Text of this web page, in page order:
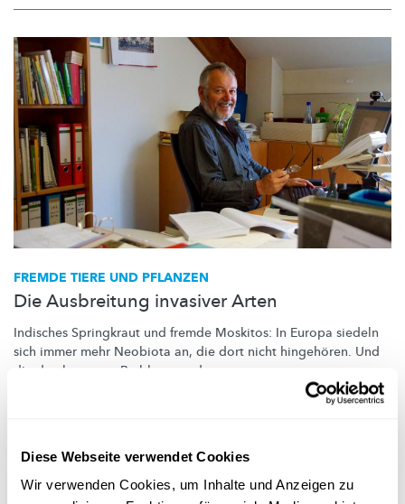
Diese Webseite verwendet Cookies
Wir verwenden Cookies, um Inhalte und Anzeigen zu
FREMDE TIERE UND PFLANZEN
Die Ausbreitung invasiver Arten
Indisches Springkraut und fremde Moskitos: In Europa siedeln
sich immer mehr Neobiota an, die dort nicht hingehören. Und
die durchaus zum Problem werden.